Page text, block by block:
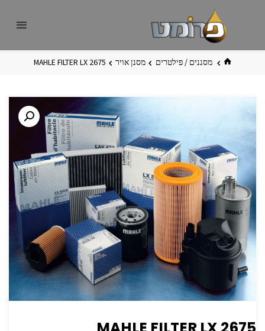
בית מסננים / פילטרים מסנן אויר MAHLE FILTER LX 2675